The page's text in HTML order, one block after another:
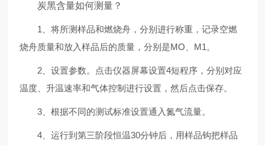
炭黑含量如何测量？
1、将所测样品和燃烧舟，分别进行称重，记录空燃
烧舟质量和放入样品后的质量，分别是MO、M1。
2、设置参数。点击仪器屏幕设置4短程序，分别对应
温度、升温速率和气体控制进行设置，然后点击保存。
3、根据不同的测试标准设置通入氮气流量。
4、运行到第三阶段恒温30分钟后，用样品钩把样品